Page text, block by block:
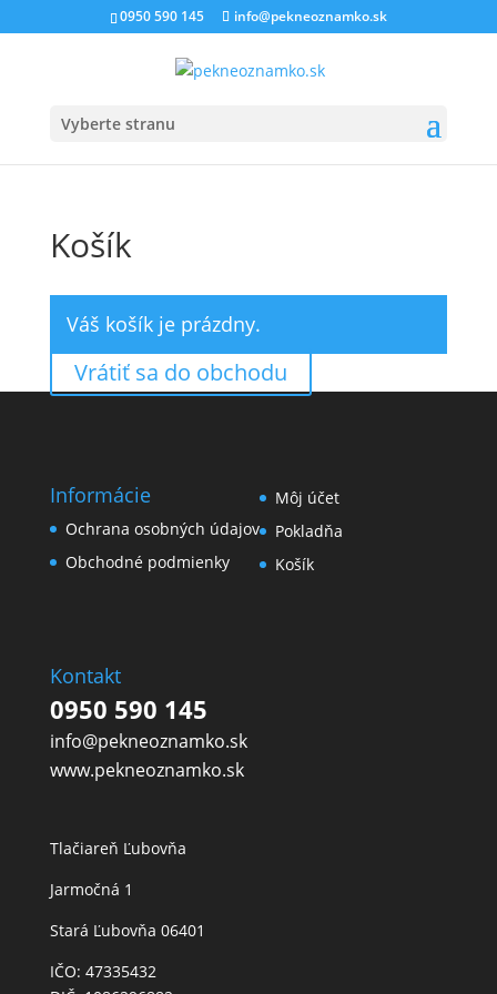
0950 590 145 info@pekneoznamko.sk
Vyberte stranu
Košík
Váš košík je prázdny.
Vrátiť sa do obchodu
Informácie
Ochrana osobných údajov
Obchodné podmienky
Môj účet
Pokladňa
Košík
Kontakt
0950 590 145
info@pekneoznamko.sk
www.pekneoznamko.sk
Tlačiareň Ľubovňa
Jarmočná 1
Stará Ľubovňa 06401
IČO: 47335432